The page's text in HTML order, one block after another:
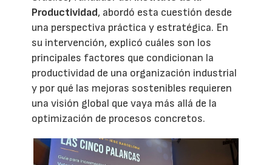
Productividad, abordó esta cuestión desde
una perspectiva práctica y estratégica. En
su intervención, explicó cuáles son los
principales factores que condicionan la
productividad de una organización industrial
y por qué las mejoras sostenibles requieren
una visión global que vaya más allá de la
optimización de procesos concretos.